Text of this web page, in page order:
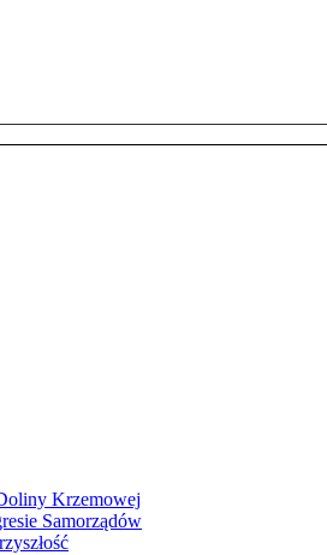
Krzemowej
Samorządów